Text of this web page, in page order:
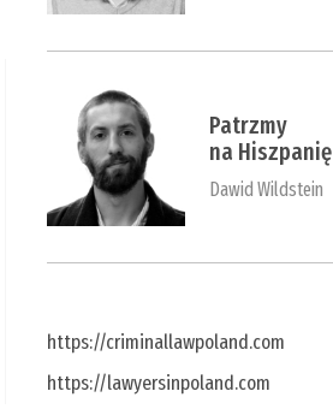
Patrzmy
na Hiszpanię
Dawid Wildstein
https://criminallawpoland.com
https://lawyersinpoland.com